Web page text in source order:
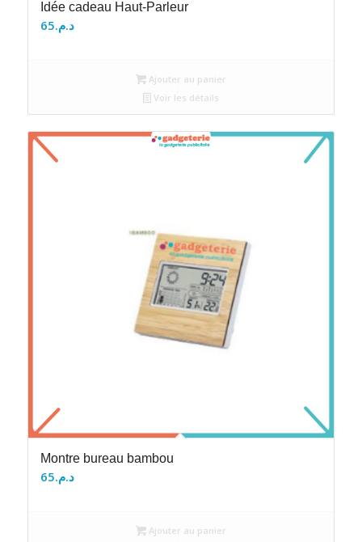
Idée cadeau Haut-Parleur
د.م.65
Ajouter au panier
Voir les détails
Montre bureau bambou
د.م.65
Ajouter au panier